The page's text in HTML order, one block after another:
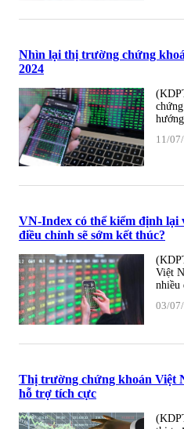
Nhìn lại thị trường chứng
2024
11/
VN-Index có thể kiểm định lại
điều chỉnh sẽ sớm kết thúc?
Việt
nhiều
03/
Thị trường chứng khoán Việt
hỗ trợ tích cực